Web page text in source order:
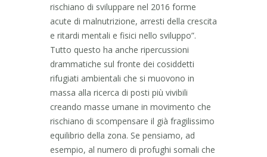
rischiano di sviluppare nel 2016 forme
acute di malnutrizione, arresti della crescita
e ritardi mentali e fisici nello sviluppo”.
Tutto questo ha anche ripercussioni
drammatiche sul fronte dei cosiddetti
rifugiati ambientali che si muovono in
massa alla ricerca di posti più vivibili
creando masse umane in movimento che
rischiano di scompensare il già fragilissimo
equilibrio della zona. Se pensiamo, ad
esempio, al numero di profughi somali che